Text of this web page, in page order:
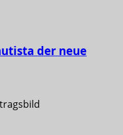
der neue